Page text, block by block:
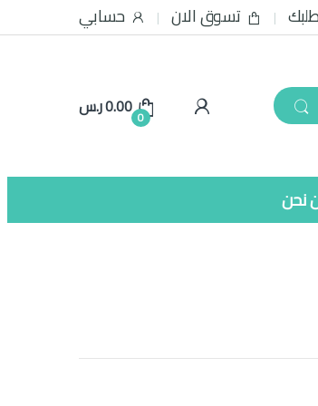
تسوق الان حسابي
0
0.00ر.س
نحن